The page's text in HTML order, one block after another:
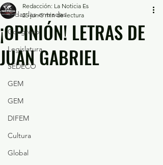
Todas las entradas
Congreso
Legislatura
SEDECO
GEM
GEM
DIFEM
Cultura
Global
¡OPINIÓN! LETRAS DE
JUAN GABRIEL
Redacción: La Noticia Es
25 jun 5 min de lectura